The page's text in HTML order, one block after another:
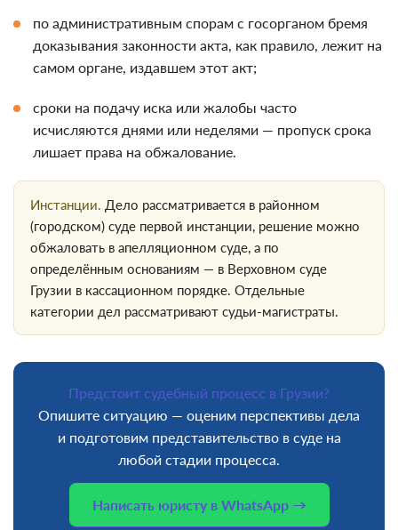
по административным спорам с госорганом бремя
доказывания законности акта, как правило, лежит на
самом органе, издавшем этот акт;
сроки на подачу иска или жалобы часто
исчисляются днями или неделями — пропуск срока
лишает права на обжалование.
Инстанции. Дело рассматривается в районном
(городском) суде первой инстанции, решение можно
обжаловать в апелляционном суде, а по
определённым основаниям — в Верховном суде
Грузии в кассационном порядке. Отдельные
категории дел рассматривают судьи-магистраты.
Предстоит судебный процесс в Грузии?
Опишите ситуацию — оценим перспективы дела
и подготовим представительство в суде на
любой стадии процесса.
Написать юристу в WhatsApp →